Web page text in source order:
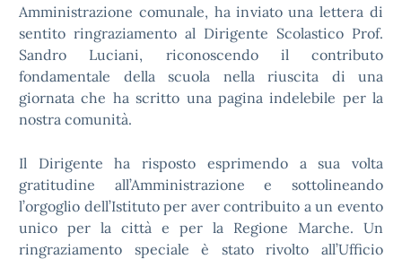
Amministrazione comunale, ha inviato una lettera di
sentito ringraziamento al Dirigente Scolastico Prof.
Sandro Luciani, riconoscendo il contributo
fondamentale della scuola nella riuscita di una
giornata che ha scritto una pagina indelebile per la
nostra comunità.
Il Dirigente ha risposto esprimendo a sua volta
gratitudine all’Amministrazione e sottolineando
l’orgoglio dell’Istituto per aver contribuito a un evento
unico per la città e per la Regione Marche. Un
ringraziamento speciale è stato rivolto all’Ufficio